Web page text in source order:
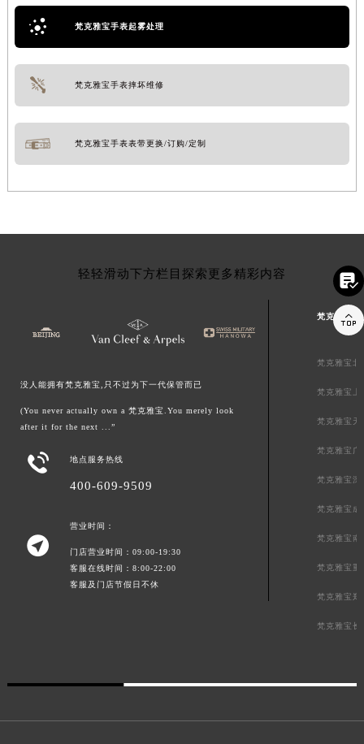
梵克雅宝手表起雾处理
梵克雅宝手表摔坏维修
梵克雅宝手表表带更换/订购/定制
轻轻滑动下方栏目探索更多精彩内容
没人能拥有梵克雅宝,只不过为下一代保管而已
(You never actually own a 梵克雅宝.You merely look
after it for the next ...”
 地点服务热线
400-609-9509

营业时间：
门店营业时间：09:00-19:30
客服在线时间：8:00-22:00
客服及门店节假日不休
梵克雅宝中
梵克雅宝北
梵克雅宝上
梵克雅宝天
梵克雅宝广
梵克雅宝深
梵克雅宝成
梵克雅宝南
梵克雅宝重
梵克雅宝郑
梵克雅宝长

